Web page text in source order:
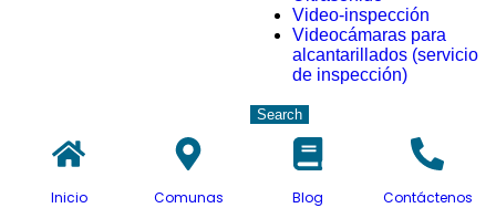
Video-inspección
Videocámaras para
alcantarillados (servicio
de inspección)
Search
Inicio Comunas Blog Contáctenos